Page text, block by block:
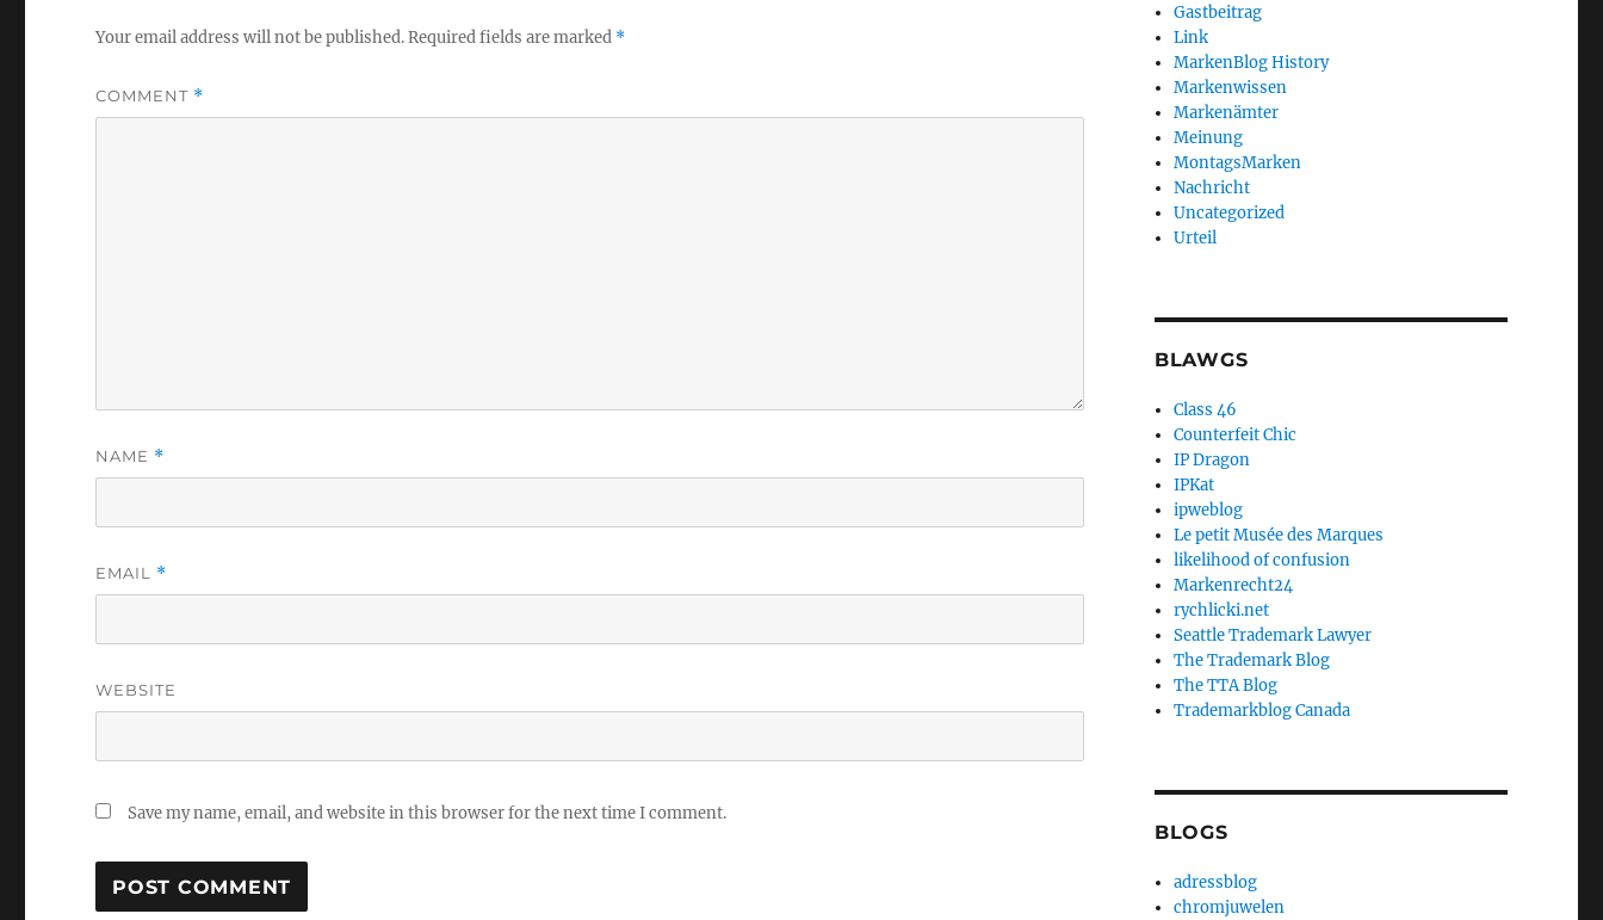
Your email address will not be published.Required fields are marked *
COMMENT *
NAME *
EMAIL *
WEBSITE
Save my name, email, and website in this browser for the next time I comment.
Gastbeitrag
Link
MarkenBlog History
Markenwissen
Markenämter
Meinung
MontagsMarken
Nachricht
Uncategorized
Urteil
BLAWGS
Class 46
Counterfeit Chic
IP Dragon
IPKat
ipweblog
Le petit Musée des Marques
likelihood of confusion
Markenrecht24
rychlicki.net
Seattle Trademark Lawyer
The Trademark Blog
The TTA Blog
Trademarkblog Canada
BLOGS
adressblog
chromjuwelen